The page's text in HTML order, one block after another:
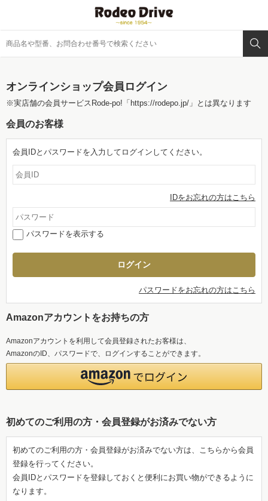
オンラインショップ会員ログイン
※実店舗の会員サービスRode-po! 「https://rodepo.jp/」 とは異なります
会員のお客様
会員IDとパスワードを入力してログインしてください。
IDをお忘れの方はこちら
パスワードを表示する
パスワードをお忘れの方はこちら
Amazonアカウントをお持ちの方
Amazonアカウントを利用して会員登録されたお客様は、
AmazonのID、パスワードで、ログインすることができます。
初めてのご利用の方・会員登録がお済みでない方
初めてのご利用の方・会員登録がお済みでない方は、こちらから会員
登録を行ってください。
会員IDとパスワードを登録しておくと便利にお買い物ができるように
なります。